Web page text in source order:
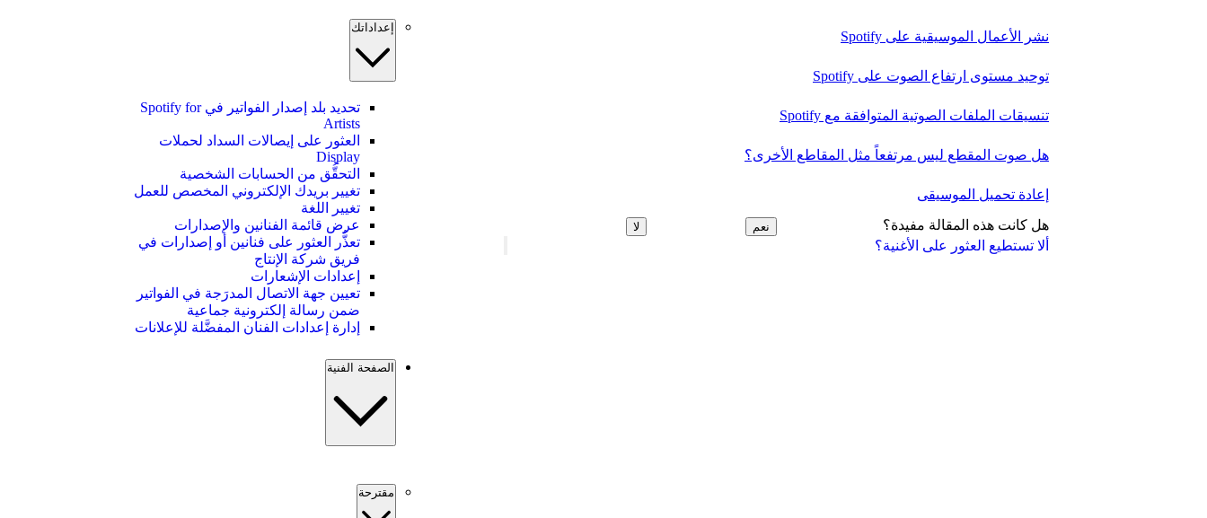
ألا تستطيع العثور على الأغنية؟
نشر الأعمال الموسيقية على Spotify
توحيد مستوى ارتفاع الصوت على Spotify
تنسيقات الملفات الصوتية المتوافقة مع Spotify
هل صوت المقطع ليس مرتفعاً مثل المقاطع الأخرى؟
إعادة تحميل الموسيقى
هل كانت هذه المقالة مفيدة؟ نعم لا
إعداداتك
تحديد بلد إصدار الفواتير في Spotify for
Artists
العثور على إيصالات السداد لحملات
Display
التحقُّق من الحسابات الشخصية
تغيير بريدك الإلكتروني المخصص للعمل
تغيير اللغة
عرض قائمة الفنانين والإصدارات
تعذُّر العثور على فنانين أو إصدارات في
فريق شركة الإنتاج
إعدادات الإشعارات
تعيين جهة الاتصال المدرَجة في الفواتير
ضمن رسالة إلكترونية جماعية
إدارة إعدادات الفنان المفضَّلة للإعلانات
الصفحة الفنية
مقترحة